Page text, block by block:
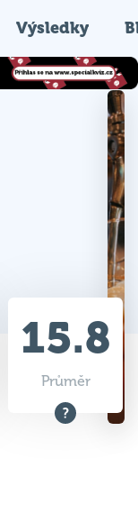
Výsledky
15.8
Průměr